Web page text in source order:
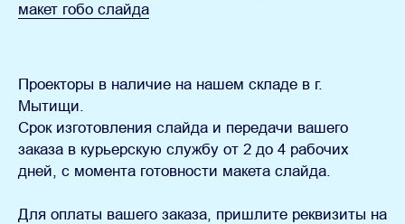
макет гобо слайда
Проекторы в наличие на нашем складе в г.
Мытищи.
Срок изготовления слайда и передачи вашего
заказа в курьерскую службу от 2 до 4 рабочих
дней, с момента готовности макета слайда.
Для оплаты вашего заказа, пришлите реквизиты на